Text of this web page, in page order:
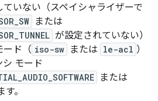
いない（スペイシャライザーで
または
が設定されていない）
ード（ iso-sw または le-acl ）
モード
または
。